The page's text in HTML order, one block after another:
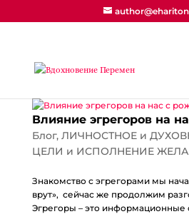
Влияние эгрегоров на
Блог, ЛИЧНОСТНОЕ и
ЦЕЛИ и ИСПОЛНЕНИЕ
Знакомство с эгрегорами мы
врут», сейчас же продолжим
Эгрегоры – это информационные